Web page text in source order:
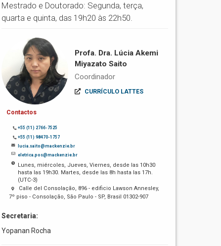
Mestrado e Doutorado: Segunda, terça,
quarta e quinta, das 19h20 às 22h50.
Profa. Dra. Lúcia Akemi
Miyazato Saito
Coordinador
CURRÍCULO LATTES
Contactos
+55 (11) 2766-7525
+55 (11) 98470-1757
lucia.saito@mackenzie.br
eletrica.pos@mackenzie.br
Lunes, miércoles, Jueves, Viernes, desde las 10h30
hasta las 19h30. Martes, desde las 8h hasta las 17h.
(UTC-3)
Calle del Consolação, 896 - edificio Lawson Annesley,
7º piso - Consolação, São Paulo - SP, Brasil 01302-907
Secretaria:
Yopanan Rocha